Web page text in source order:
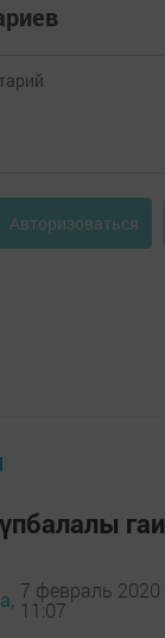
Авторизоваться
7 февраль 2020
11:07